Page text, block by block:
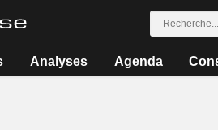
Analyses Agenda